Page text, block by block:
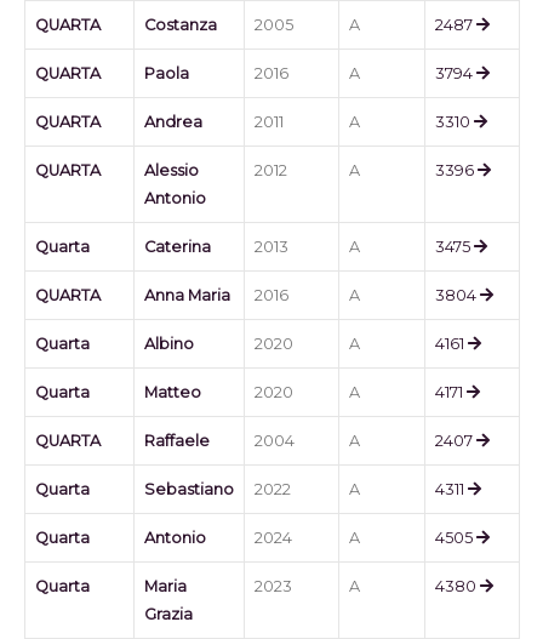
QUARTA Costanza 2005 A 2487
QUARTA Paola 2016 A 3794
QUARTA Andrea 2011 A 3310
QUARTA
Alessio
Antonio
2012 A 3396
Quarta Caterina 2013 A 3475
QUARTA Anna Maria 2016 A 3804
Quarta Albino 2020 A 4161
Quarta Matteo 2020 A 4171
QUARTA Raffaele 2004 A 2407
Quarta Sebastiano 2022 A 4311
Quarta Antonio 2024 A 4505
Quarta
Maria
Grazia
2023 A 4380